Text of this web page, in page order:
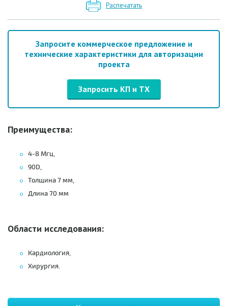
Распечатать
Запросите коммерческое предложение и
технические характеристики для авторизации
проекта
Запросить КП и ТХ
Преимущества:
4-8 Mгц,
90D,
Толщина 7 мм,
Длина 70 мм
Области исследования:
Кардиология,
Хирургия.